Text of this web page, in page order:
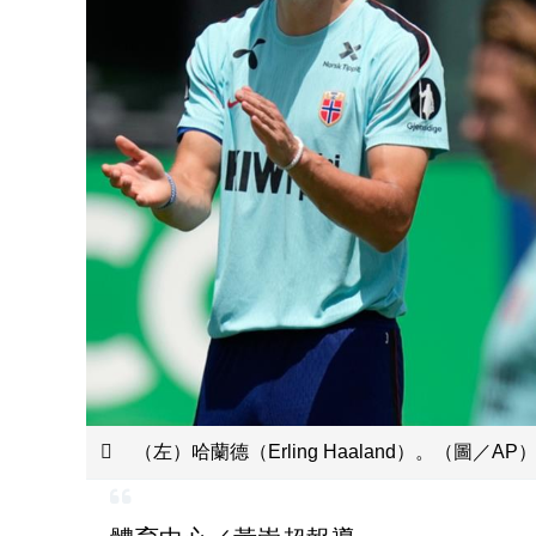
（左）哈蘭德（Erling Haaland）。（圖／AP）